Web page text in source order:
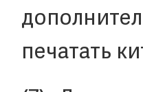
печатать